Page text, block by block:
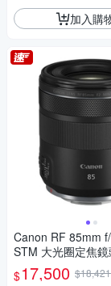
加入購
Canon RF 85mm
STM 大光圈定焦
$17,500 $18,421